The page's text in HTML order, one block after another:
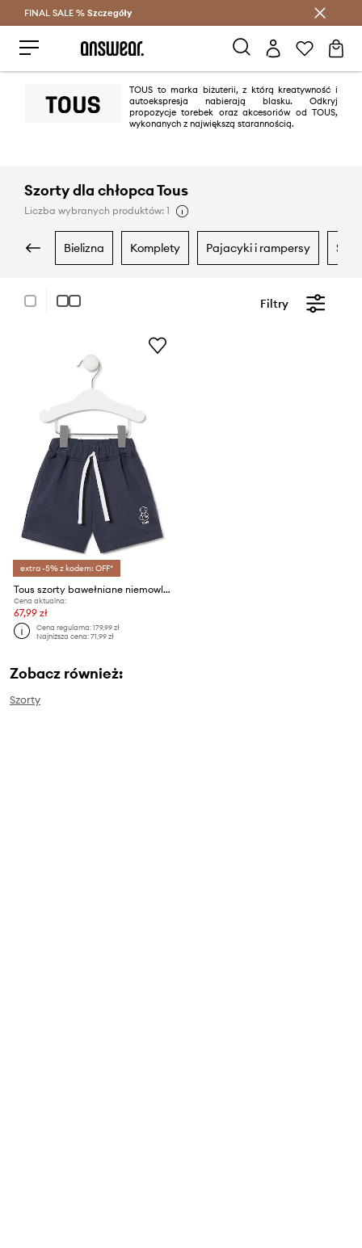
Oszczędzaj z Answear Club >
FINAL SALE % Szczegóły
TOUS to marka biżuterii, z którą kreatywność i
autoekspresja nabierają blasku. Odkryj
propozycje torebek oraz akcesoriów od TOUS,
wykonanych z największą starannością.
Szorty dla chłopca Tous
Liczba wybranych produktów: 1
bielizna komplety pajacyki i rampersy
Filtry
extra -5% z kodem: OFF*
Tous szorty bawełniane niemowlęce
Cena aktualna:
67,99 zł
Cena regularna:179,99 zł
Najniższa cena:71,99 zł
Zobacz również:
Szorty